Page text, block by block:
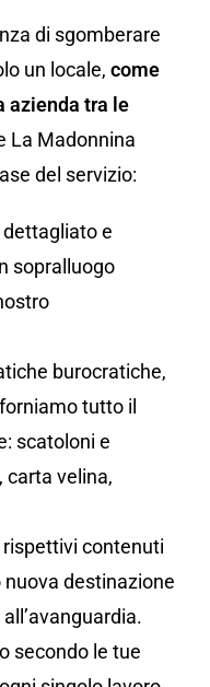
di sgomberare
un locale, come
azienda tra le
La Madonnina
del servizio:
e
sopralluogo
burocratiche,
tutto il
scatoloni e
carta velina,
contenuti
destinazione
secondo le tue